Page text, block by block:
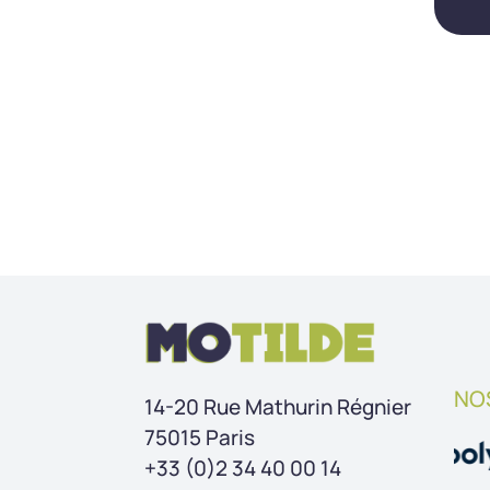
14-20 Rue Mathurin Régnier
75015 Paris
+33 (0)2 34 40 00 14